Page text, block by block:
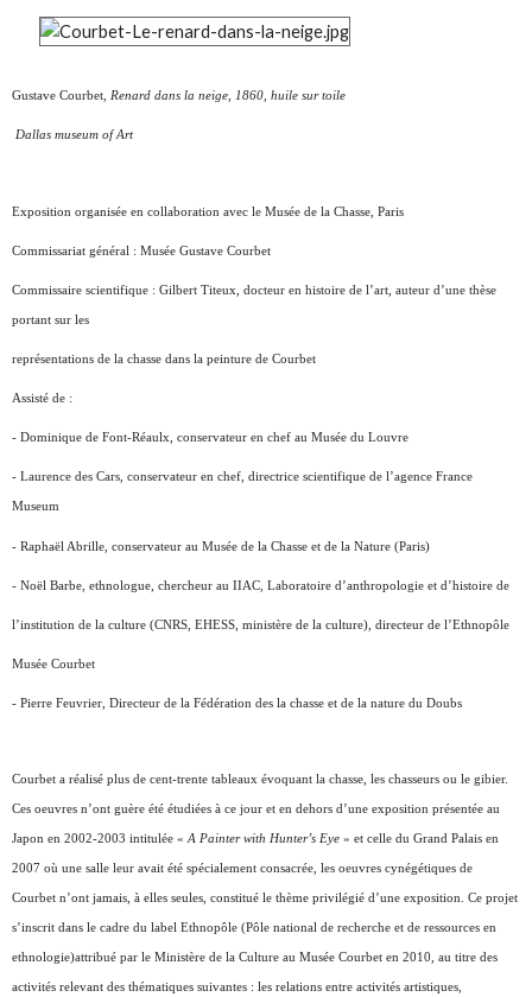
Gustave Courbet, Renard dans la neige, 1860, huile sur toile
Dallas museum of Art
Exposition organisée en collaboration avec le Musée de la Chasse, Paris
Commissariat général : Musée Gustave Courbet
Commissaire scientifique : Gilbert Titeux, docteur en histoire de l’art, auteur d’une thèse
portant sur les
représentations de la chasse dans la peinture de Courbet
Assisté de :
- Dominique de Font-Réaulx, conservateur en chef au Musée du Louvre
- Laurence des Cars, conservateur en chef, directrice scientifique de l’agence France
Museum
- Raphaël Abrille, conservateur au Musée de la Chasse et de la Nature (Paris)
- Noël Barbe, ethnologue, chercheur au IIAC, Laboratoire d’anthropologie et d’histoire de
l’institution de la culture (CNRS, EHESS, ministère de la culture), directeur de l’Ethnopôle
Musée Courbet
- Pierre Feuvrier, Directeur de la Fédération des la chasse et de la nature du Doubs
Courbet a réalisé plus de cent-trente tableaux évoquant la chasse, les chasseurs ou legibier.
Ces oeuvres n’ont guère été étudiées à ce jour et en dehors d’une exposition présentéeau
Japon en 2002-2003 intitulée «A Painter with Hunter’s Eye» et celle du Grand Palais en
2007 où une salle leur avait été spécialement consacrée, les oeuvres cynégétiques de
Courbetn’ont jamais, à elles seules, constitué le thème privilégié d’une exposition. Ce projet
s’inscritdans le cadre du label Ethnopôle (Pôle national de recherche et de ressources en
ethnologie)attribué par le Ministère de la Culture au Musée Courbet en 2010, au titre des
activitésrelevant des thématiques suivantes : les relations entre activités artistiques,